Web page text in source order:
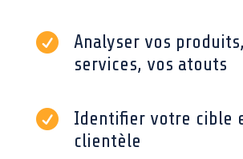

Analyser vos
services, vos atouts

Identifier votre cible
clientèle